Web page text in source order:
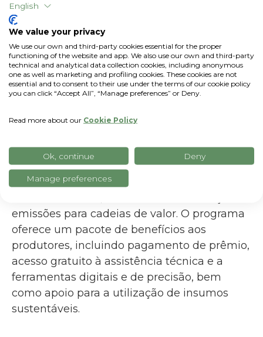
A Bunge anunciou recentemente a
ampliação do seu programa no Brasil, com
intenção de abranger 600 mil hectares de
áreas em culturas de soja, milho, trigo e
outras sementes até 2026. A iniciativa,
integrada, conecta a oferta dos produtos
demanda de empresas de alimentos e
biocombustíveis que têm compromissos e
necessidades específicas de
emissões para cadeias de valor. O programa
oferece um pacote de benefícios aos
produtores, incluindo pagamento de prêmio,
acesso gratuito à assistência técnica e a
ferramentas digitais e de precisão, bem
como apoio para a utilização de insumos
sustentáveis.
English
We value your privacy
We use our own and third-party cookies essential for the proper
functioning of the website and app. We also use our own and third-party
technical and analytical data collection cookies, including anonymous
one as well as marketing and profiling cookies. These cookies are not
essential and to consent to their use under the terms of our cookie policy
you can click “Accept All”, “Manage preferences” or Deny.
Read more about our Cookie Policy
Ok, continue Deny
Manage preferences